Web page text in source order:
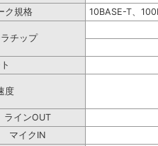
ク規格 10BASE-T、
チップ
度
ラインOUT
マイクIN